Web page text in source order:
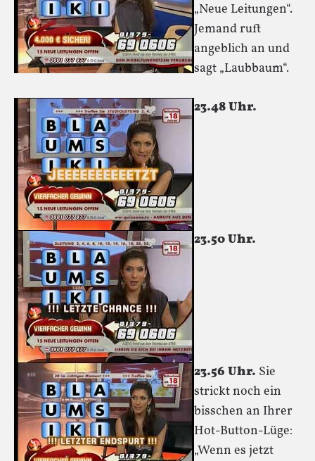
„Neue Leitungen“.
Jemand ruft
angeblich an und
sagt „Laubbaum“.
23.48 Uhr.
23.50 Uhr.
23.56 Uhr. Sie
strickt noch ein
bisschen an Ihrer
Hot-Button-Lüge:
„Wenn es jetzt